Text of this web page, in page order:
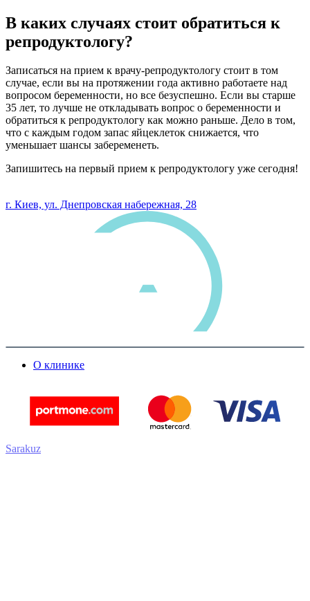
В каких случаях стоит обратиться к
репродуктологу?
Записаться на прием к врачу-репродуктологу стоит в том
случае, если вы на протяжении года активно работаете над
вопросом беременности, но все безуспешно. Если вы старше
35 лет, то лучше не откладывать вопрос о беременности и
обратиться к репродуктологу как можно раньше. Дело в том,
что с каждым годом запас яйцеклеток снижается, что
уменьшает шансы забеременеть.
Запишитесь на первый прием к репродуктологу уже сегодня!
г. Киев, ул. Днепровская набережная, 28
О клинике
Sarakuz